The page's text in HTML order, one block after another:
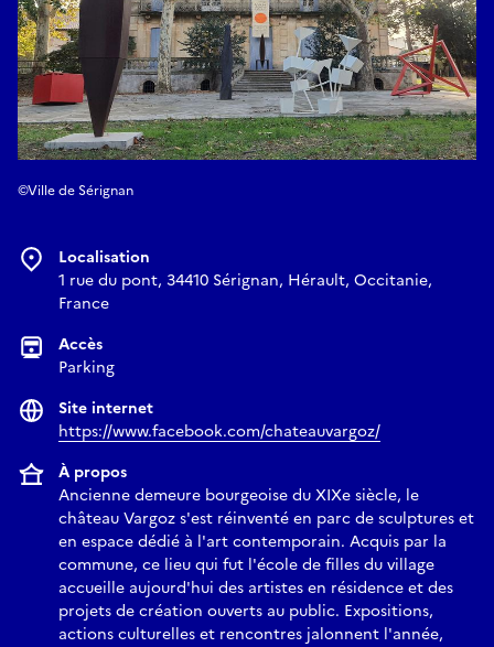
©Ville de Sérignan
Localisation
1 rue du pont, 34410 Sérignan, Hérault, Occitanie,
France
Accès
Parking
Site internet
https://www.facebook.com/chateauvargoz/
À propos
Ancienne demeure bourgeoise du XIXe siècle, le
château Vargoz s'est réinventé en parc de sculptures et
en espace dédié à l'art contemporain. Acquis par la
commune, ce lieu qui fut l'école de filles du village
accueille aujourd'hui des artistes en résidence et des
projets de création ouverts au public. Expositions,
actions culturelles et rencontres jalonnent l'année,